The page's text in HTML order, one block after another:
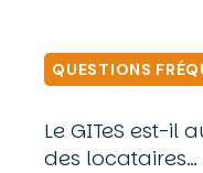
QUESTIONS
Le GITeS est-il
des locataires…